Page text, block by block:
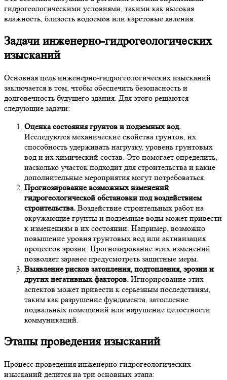
гидрогеологическими условиями, такими как высокая
влажность, близость водоемов или карстовые явления.
Задачи инженерно-гидрогеологических
изысканий
Основная цель инженерно-гидрогеологических изысканий
заключается в том, чтобы обеспечить безопасность и
долговечность будущего здания. Для этого решаются
следующие задачи:
Оценка состояния грунтов и подземных вод.
Исследуются механические свойства грунтов, их
способность удерживать нагрузку, уровень грунтовых
вод и их химический состав. Это помогает определить,
насколько участок подходит для строительства и какие
дополнительные мероприятия могут потребоваться.
Прогнозирование возможных изменений
гидрогеологической обстановки под воздействием
строительства. Воздействие строительных работ на
окружающие грунты и подземные воды может привести
к изменениям в их состоянии. Например, возможно
повышение уровня грунтовых вод или активизация
процессов эрозии. Прогнозирование этих изменений
позволяет заранее предусмотреть защитные меры.
Выявление рисков затопления, подтопления, эрозии и
других негативных факторов. Игнорирование этих
аспектов может привести к серьезным последствиям,
таким как разрушение фундамента, затопление
подвальных помещений или нарушение целостности
коммуникаций.
Этапы проведения изысканий
Процесс проведения инженерно-гидрогеологических
изысканий делится на три основных этапа: